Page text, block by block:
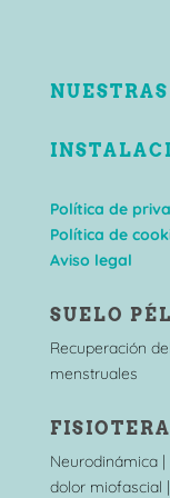
Política de
Política de
Aviso legal
SUELO
Recuperación
menstruales
Neurodinámica
dolor miofascial